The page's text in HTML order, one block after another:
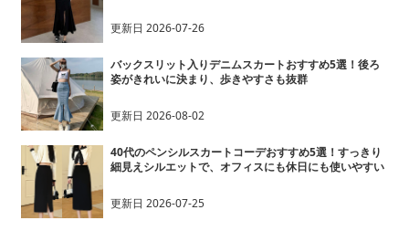
更新日 2026-07-26
バックスリット入りデニムスカートおすすめ5選！後ろ
姿がきれいに決まり、歩きやすさも抜群
更新日 2026-08-02
40代のペンシルスカートコーデおすすめ5選！すっきり
細見えシルエットで、オフィスにも休日にも使いやすい
更新日 2026-07-25